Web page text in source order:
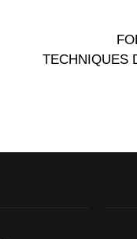
TECHNIQUES